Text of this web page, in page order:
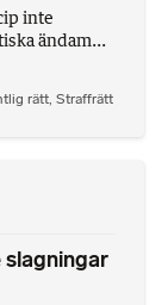
inte
ändam...
rätt Straffrätt